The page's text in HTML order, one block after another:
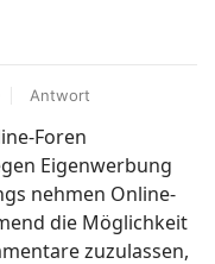
Antwort
Foren
Eigenwerbung
nehmen Online-
die Möglichkeit
zuzulassen,